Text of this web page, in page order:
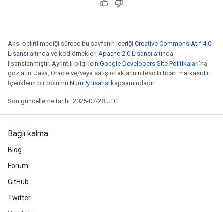
Aksi belirtilmediği sürece bu sayfanın içeriği Creative Commons Atıf 4.0
Lisansı altında ve kod örnekleri Apache 2.0 Lisansı altında
lisanslanmıştır. Ayrıntılı bilgi için Google Developers Site Politikaları'na
göz atın. Java, Oracle ve/veya satış ortaklarının tescilli ticari markasıdır.
İçeriklerin bir bölümü NumPy lisansı kapsamındadır.
Son güncelleme tarihi: 2025-07-28 UTC.
Bağlı kalma
Blog
Forum
GitHub
Twitter